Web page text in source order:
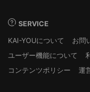
SERVICE
KAI-YOUについて
お問
ユーザー機能について
コンテンツポリシー
運